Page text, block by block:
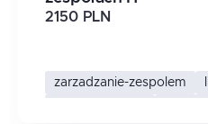
2150 PLN
zarzadzanie-zespolem